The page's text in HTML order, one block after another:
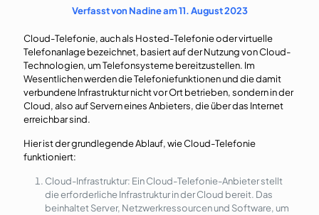
Verfasst von Nadine am 11. August 2023
Cloud-Telefonie, auch als Hosted-Telefonie oder virtuelle
Telefonanlage bezeichnet, basiert auf der Nutzung von Cloud-
Technologien, um Telefonsysteme bereitzustellen. Im
Wesentlichen werden die Telefoniefunktionen und die damit
verbundene Infrastruktur nicht vor Ort betrieben, sondern in der
Cloud, also auf Servern eines Anbieters, die über das Internet
erreichbar sind.
Hier ist der grundlegende Ablauf, wie Cloud-Telefonie
funktioniert:
Cloud-Infrastruktur: Ein Cloud-Telefonie-Anbieter stellt
die erforderliche Infrastruktur in der Cloud bereit. Das
beinhaltet Server, Netzwerkressourcen und Software, um